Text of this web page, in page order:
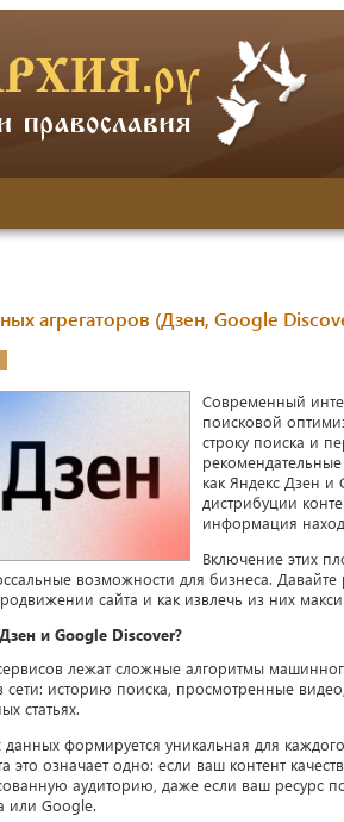
агрегаторов (Дзен, Google
Современный
поисковой
строку поиска и
как Яндекс Дзен
дистрибуции
информация
Включение этих
возможности для бизнеса.
сайта и как извлечь из них
и Google Discover?
лежат сложные алгоритмы
сети: историю поиска, просмотренные
статьях.
данных формируется уникальная для
это означает одно: если ваш контент
аудиторию, даже если ваш ресурс
или Google.